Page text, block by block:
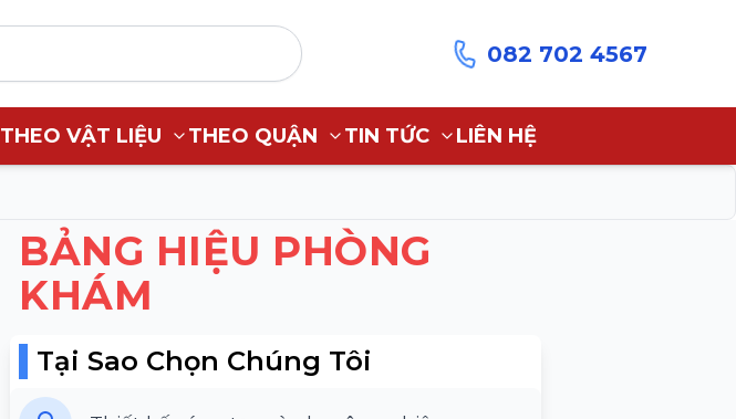
082 702 4567
THEO VẬT LIỆU THEO QUẬN TIN TỨC LIÊN HỆ
BẢNG HIỆU PHÒNG
KHÁM
Tại Sao Chọn Chúng Tôi